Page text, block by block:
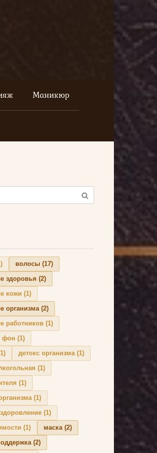
Маникюр
волосы (17)
здоровья (2)
кожи (1)
организма(2)
работников (1)
фон (1)
детокс организма(1)
(1)
(1)
(1)
(1)
(1) маска(2)
(2)